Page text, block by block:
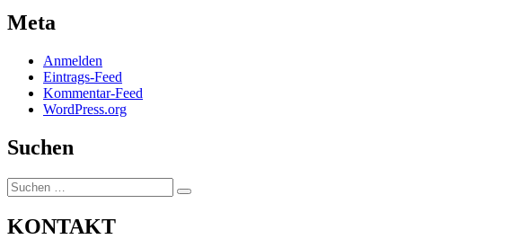
Meta
Anmelden
Eintrags-Feed
Kommentar-Feed
WordPress.org
Suchen
Suchen
nach:
Suchen
KONTAKT